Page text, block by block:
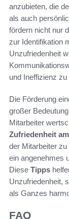
anzubieten, die
als auch
fördern nicht nur
zur Identifikation
Unzufriedenheit
und Ineffizienz
Die Förderung
großer
Mitarbeiter
Zufriedenheit
der Mitarbeiter
ein angenehmes
Diese Tipps
Unzufriedenheit,
als Ganzes
FAQ